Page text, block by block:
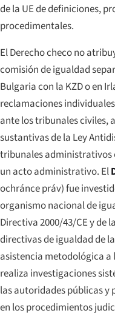
de la UE de definiciones,
procedimentales.
El Derecho checo no
comisión de igualdad
Bulgaria con la KZD o en
reclamaciones
ante los tribunales civiles,
sustantivas de la Ley
tribunales administrativos
un acto administrativo. El
ochránce práv) fue
organismo nacional de
Directiva 2000/43/CE y de
directivas de igualdad de
asistencia metodológica
realiza investigaciones
las autoridades públicas
en los procedimientos